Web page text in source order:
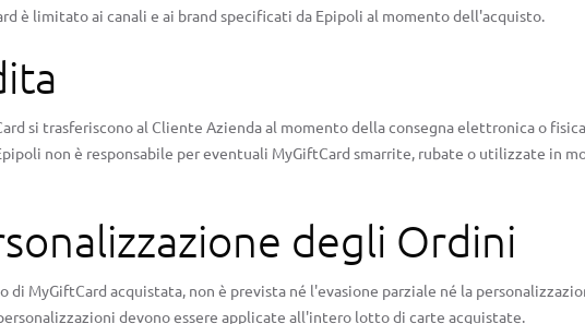
è limitato ai canali e ai brand specificati da Epipoli al momento dell'acquisto.
si trasferiscono al Cliente Azienda al momento della consegna elettronica o
non è responsabile per eventuali MyGiftCard smarrite, rubate o utilizzate in
degli Ordini
MyGiftCard acquistata, non è prevista né l'evasione parziale né la
devono essere applicate all'intero lotto di carte acquistate.